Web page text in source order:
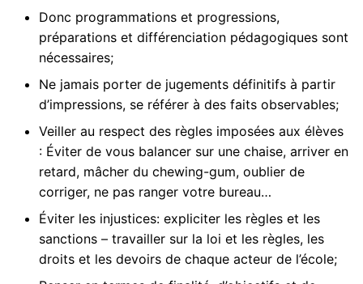
Donc programmations et progressions,
préparations et différenciation pédagogiques sont
nécessaires;
Ne jamais porter de jugements définitifs à partir
d’impressions, se référer à des faits observables;
Veiller au respect des règles imposées aux élèves
: Éviter de vous balancer sur une chaise, arriver en
retard, mâcher du chewing-gum, oublier de
corriger, ne pas ranger votre bureau…
Éviter les injustices: expliciter les règles et les
sanctions – travailler sur la loi et les règles, les
droits et les devoirs de chaque acteur de l’école;